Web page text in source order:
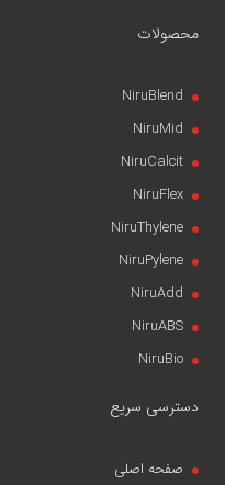
محصولات
NiruBlend
NiruMid
NiruCalcit
NiruFlex
NiruThylene
NiruPylene
NiruAdd
NiruABS
NiruBio
دسترسی سریع
صفحه اصلی